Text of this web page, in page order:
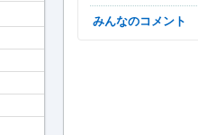
みんなのコメント